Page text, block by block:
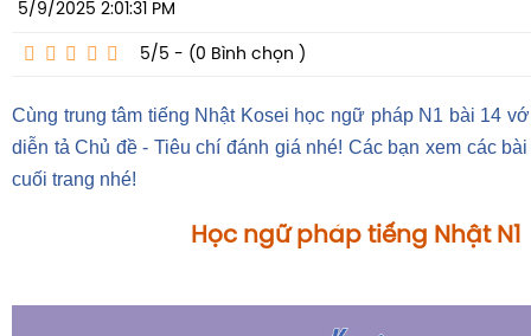
5/9/2025 2:01:31 PM
5/5 - (0 Bình chọn )
Cùng trung tâm tiếng Nhật Kosei học ngữ pháp N1 bài 14
diễn tả Chủ đề - Tiêu chí đánh giá nhé! Các bạn xem các
cuối trang nhé!
Học ngữ pháp tiếng Nhật N1